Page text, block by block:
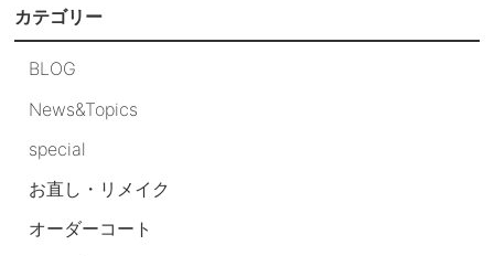
カテゴリー
BLOG
News&Topics
special
お直し・リメイク
オーダーコート